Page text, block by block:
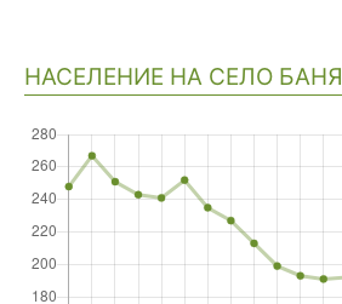
НАСЕЛЕНИЕ НА СЕЛО БАНЯ